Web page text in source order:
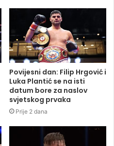
Povijesni dan: Filip Hrgović i
Luka Plantić se na isti
datum bore za naslov
svjetskog prvaka
Prije 2 dana